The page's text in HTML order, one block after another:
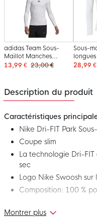
adidas Team Sous-
Maillot Manches
Longues Blanc
13,99 € 23,00 €
Sous-
blanc
28,99 €
Description du produit
Caractéristiques
Nike Dri-FIT Park
Coupe slim
La technologie Dri-
sec
Logo Nike Swoosh sur
Composition: 100 %
Voici le nouveau sous-
Montrer plus